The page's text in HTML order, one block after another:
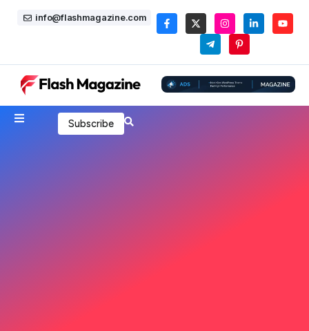
info@flashmagazine.com
Subscribe